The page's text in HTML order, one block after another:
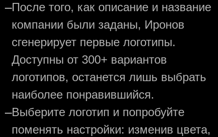
—После того, как описание и название
компании были заданы, Иронов
сгенерирует первые логотипы.
Доступны от 300+ вариантов
логотипов, останется лишь выбрать
наиболее понравившийся.
—Выберите логотип и попробуйте
поменять настройки: изменив цвета,